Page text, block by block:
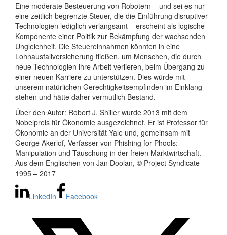
Eine moderate Besteuerung von Robotern – und sei es nur
eine zeitlich begrenzte Steuer, die die Einführung disruptiver
Technologien lediglich verlangsamt – erscheint als logische
Komponente einer Politik zur Bekämpfung der wachsenden
Ungleichheit. Die Steuereinnahmen könnten in eine
Lohnausfallversicherung fließen, um Menschen, die durch
neue Technologien ihre Arbeit verlieren, beim Übergang zu
einer neuen Karriere zu unterstützen. Dies würde mit
unserem natürlichen Gerechtigkeitsempfinden im Einklang
stehen und hätte daher vermutlich Bestand.
Über den Autor: Robert J. Shiller wurde 2013 mit dem
Nobelpreis für Ökonomie ausgezeichnet. Er ist Professor für
Ökonomie an der Universität Yale und, gemeinsam mit
George Akerlof, Verfasser von Phishing for Phools:
Manipulation und Täuschung in der freien Marktwirtschaft.
Aus dem Englischen von Jan Doolan, © Project Syndicate
1995 – 2017
LinkedIn Facebook